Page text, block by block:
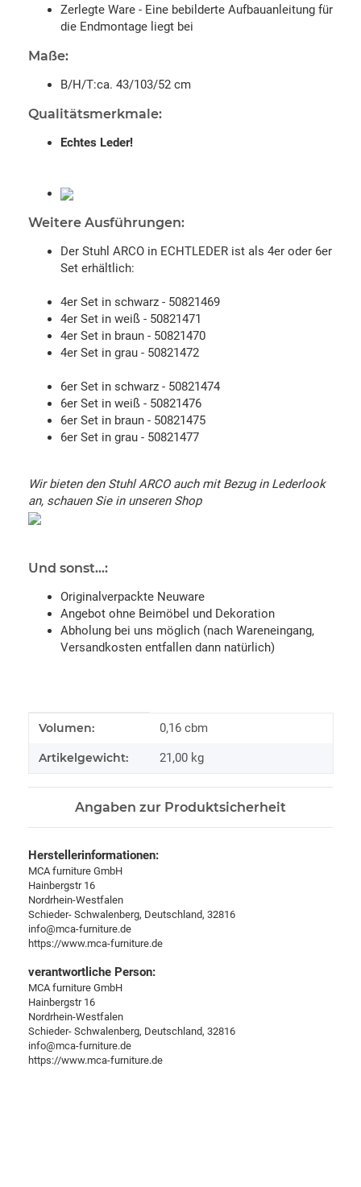
Zerlegte Ware - Eine bebilderte Aufbauanleitung für
die Endmontage liegt bei
Maße:
B/H/T:ca. 43/103/52 cm
Qualitätsmerkmale:
Echtes Leder!
Weitere Ausführungen:
Der Stuhl ARCO in ECHTLEDER ist als 4er oder 6er
Set erhältlich:
4er Set in schwarz - 50821469
4er Set in weiß - 50821471
4er Set in braun - 50821470
4er Set in grau - 50821472
6er Set in schwarz - 50821474
6er Set in weiß - 50821476
6er Set in braun - 50821475
6er Set in grau - 50821477
Wir bieten den Stuhl ARCO auch mit Bezug in Lederlook
an, schauen Sie in unseren Shop
Und sonst...:
Originalverpackte Neuware
Angebot ohne Beimöbel und Dekoration
Abholung bei uns möglich (nach Wareneingang,
Versandkosten entfallen dann natürlich)
Produkteigenschaft
Wert
Volumen: 0,16 cbm
Artikelgewicht: 21,00 kg
Angaben zur Produktsicherheit
Herstellerinformationen:
MCA furniture GmbH
Hainbergstr 16
Nordrhein-Westfalen
Schieder- Schwalenberg, Deutschland, 32816
info@mca-furniture.de
https://www.mca-furniture.de
verantwortliche Person:
MCA furniture GmbH
Hainbergstr 16
Nordrhein-Westfalen
Schieder- Schwalenberg, Deutschland, 32816
info@mca-furniture.de
https://www.mca-furniture.de